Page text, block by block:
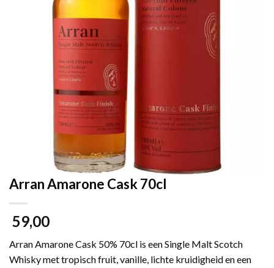
Arran Amarone Cask 70cl
59,00
Arran Amarone Cask 50% 70cl is een Single Malt Scotch
Whisky met tropisch fruit, vanille, lichte kruidigheid en een